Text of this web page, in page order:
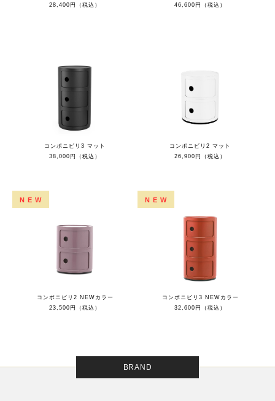
28,400円（税込）
46,600円（税込）
コンポニビリ3 マット
38,000円（税込）
コンポニビリ2 マット
26,900円（税込）
NEW
コンポニビリ2 NEWカラー
23,500円（税込）
NEW
コンポニビリ3 NEWカラー
32,600円（税込）
BRAND